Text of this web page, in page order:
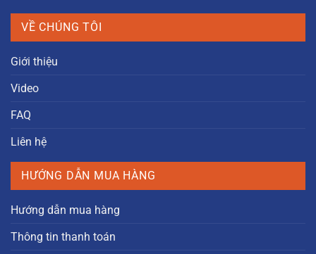
VỀ CHÚNG TÔI
Giới thiệu
Video
FAQ
Liên hệ
HƯỚNG DẪN MUA HÀNG
Hướng dẫn mua hàng
Thông tin thanh toán